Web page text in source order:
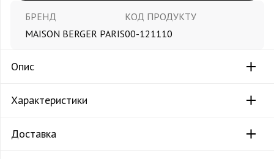
БРЕНД
MAISON BERGER PARIS
КОД ПРОДУКТУ
00-121110
Опис
Характеристики
Доставка